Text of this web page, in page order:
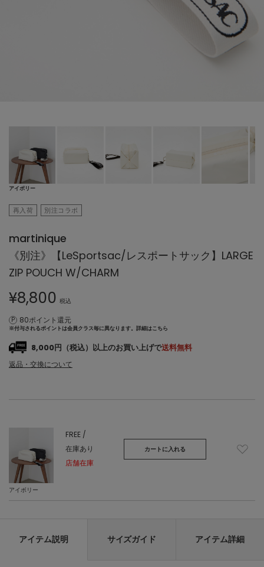
アイボリー
再入荷 別注コラボ
martinique
《別注》【LeSportsac/レスポートサック】LARGE
ZIP POUCH W/CHARM
¥8,800 税込
80ポイント還元
※付与されるポイントは会員クラス毎に異なります。 詳細はこちら
8,000円（税込）以上のお買い上げで送料無料
返品・交換について
アイボリー
FREE /
在庫あり
店舗在庫
カートに入れる
アイテム説明 サイズガイド アイテム詳細